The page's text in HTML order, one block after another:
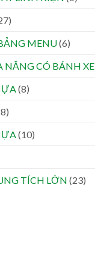
MENU(6)
CÓ BÁNH XE
(8)
(10)
TÍCH LỚN (23)